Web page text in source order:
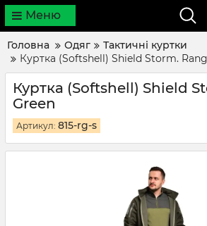
Меню
Головна Одяг
Тактичні куртки
Куртка (Softshell) Shield Storm.
Куртка (Softshell) Shield
Green
Артикул: 815-rg-s